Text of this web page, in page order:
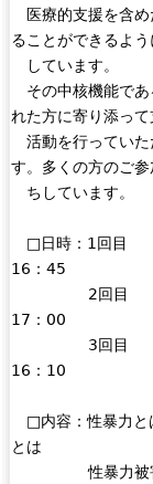
医療的支援を含め
ることができるよ
しています。
その中核機能であ
れた方に寄り添って
活動を行っていた
す。多くの方のご
ちしています。
□日時：1回目
16：45
2回目 2019
17：00
3回目 2019
16：10
□内容：性暴力と
とは
性暴力被害